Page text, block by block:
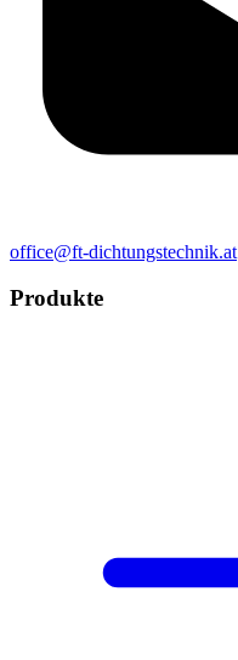
office@ft-dichtungstechnik.at
Produkte